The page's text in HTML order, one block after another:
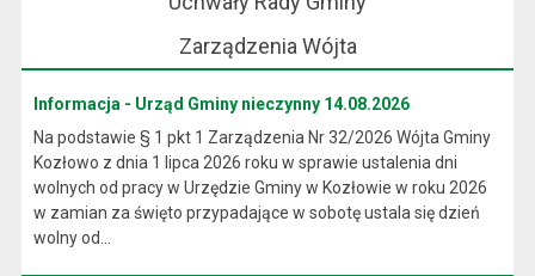
Zarządzenia Wójta
Informacja - Urząd Gminy nieczynny 14.08.2026
Na podstawie § 1 pkt 1 Zarządzenia Nr 32/2026 Wójta Gminy
Kozłowo z dnia 1 lipca 2026 roku w sprawie ustalenia dni
wolnych od pracy w Urzędzie Gminy w Kozłowie w roku 2026
w zamian za święto przypadające w sobotę ustala się dzień
wolny od...